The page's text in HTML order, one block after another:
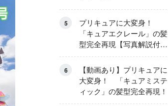
5
プリキュアに大変身！
「キュアエクレール」の髪
型完全再現【写真解説付
き】
6
【動画あり】プリキュアに
大変身！ 「キュアミステ
ィック」の髪型完全再現！